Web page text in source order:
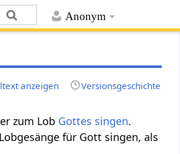
Anonym
anzeigen Versionsgeschichte
zum Lob Gottes singen.
für Gott singen, als